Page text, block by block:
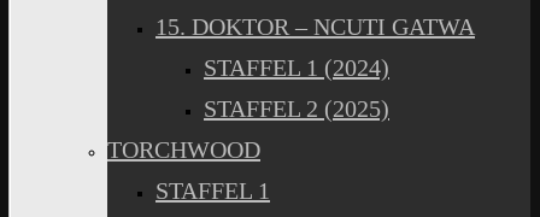
15. DOKTOR – NCUTI GATWA
STAFFEL 1 (2024)
STAFFEL 2 (2025)
TORCHWOOD
STAFFEL 1